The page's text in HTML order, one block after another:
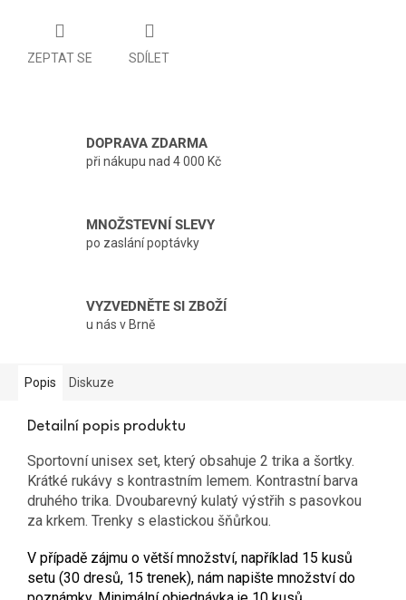
ZEPTAT SE SDÍLET
DOPRAVA ZDARMA
při nákupu nad 4 000 Kč
MNOŽSTEVNÍ SLEVY
po zaslání poptávky
VYZVEDNĚTE SI ZBOŽÍ
u nás v Brně
Popis Diskuze
Detailní popis produktu
Sportovní unisex set, který obsahuje 2 trika a šortky.
Krátké rukávy s kontrastním lemem. Kontrastní barva
druhého trika. Dvoubarevný kulatý výstřih s pasovkou
za krkem. Trenky s elastickou šňůrkou.
V případě zájmu o větší množství, například 15 kusů
setu (30 dresů, 15 trenek), nám napište množství do